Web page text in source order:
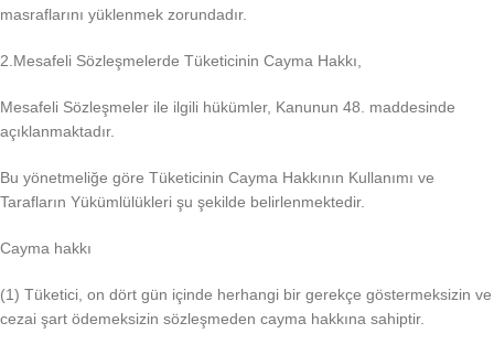
masraflarını yüklenmek zorundadır.
2.Mesafeli Sözleşmelerde Tüketicinin Cayma Hakkı,
Mesafeli Sözleşmeler ile ilgili hükümler, Kanunun 48. maddesinde
açıklanmaktadır.
Bu yönetmeliğe göre Tüketicinin Cayma Hakkının Kullanımı ve
Tarafların Yükümlülükleri şu şekilde belirlenmektedir.
Cayma hakkı
(1) Tüketici, on dört gün içinde herhangi bir gerekçe göstermeksizin ve
cezai şart ödemeksizin sözleşmeden cayma hakkına sahiptir.